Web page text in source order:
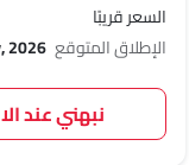
السعر قريبًا
الإطلاق المتوقع 2026
نبهني عند